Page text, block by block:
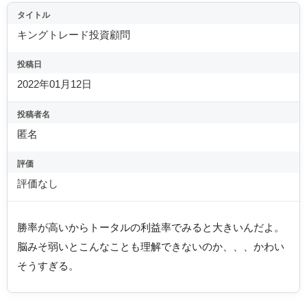
タイトル
キングトレード投資顧問
投稿日
2022年01月12日
投稿者名
匿名
評価
評価なし
勝率が高いからトータルの利益率でみると大きいんだよ。
脳みそ弱いとこんなことも理解できないのか、、、かわい
そうすぎる。